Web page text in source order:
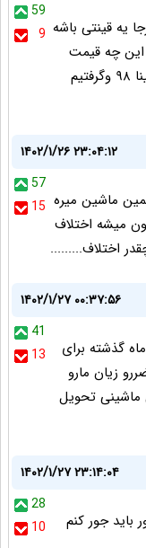
59
9 یه قینتی باشه
چه قیمت
هایی هست کارخونه یا بازار ..والا ما سینا ۹۸ وگرفتیم
۱۴۰۲/۱/۲۶ ۲۳:۰۴:۱۲
57
15 ماشین میره
قیمت 10000000میلیون میشه اختلاف
اختلاف.........
۱۴۰۲/۱/۲۷ ۰۰:۳۷:۵۶
41
13
برج ۱۱ بوده دوماه گذشته برای
زیان مارو
ماشینی تحویل
۱۴۰۲/۱/۲۷ ۲۳:۱۴:۰۴
28
10
باید جور کنم